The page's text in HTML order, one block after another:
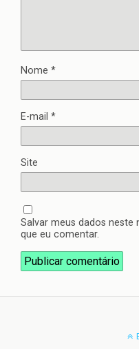
Nome *
E-mail *
Site
Salvar meus dados neste
que eu comentar.